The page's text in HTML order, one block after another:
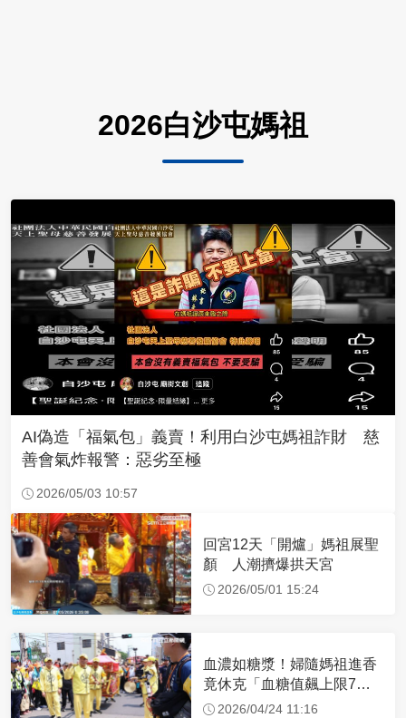
2026白沙屯媽祖
AI偽造「福氣包」義賣！利用白沙屯媽祖詐財 慈
善會氣炸報警：惡劣至極
2026/05/03 10:57
回宮12天「開爐」媽祖展聖
顏 人潮擠爆拱天宮
2026/05/01 15:24
血濃如糖漿！婦隨媽祖進香
竟休克「血糖值飆上限7
倍」 醫曝原因
2026/04/24 11:16